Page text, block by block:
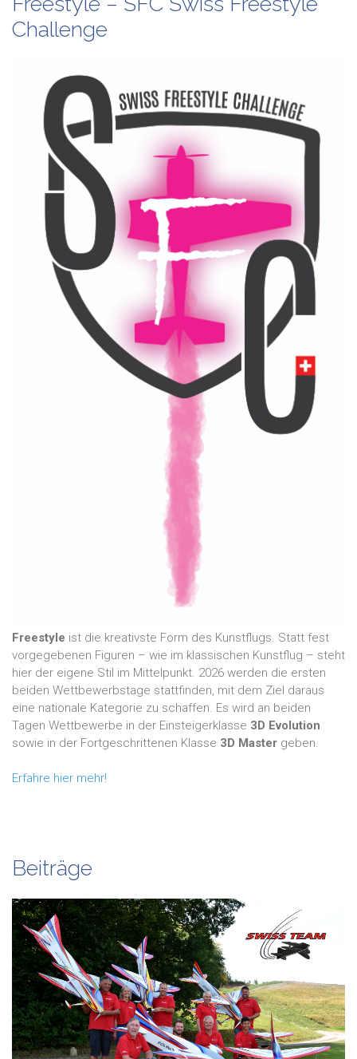
Challenge
Freestyle ist die kreativste Form des Kunstflugs. Statt fest
vorgegebenen Figuren – wie im klassischen Kunstflug – steht
hier der eigene Stil im Mittelpunkt. 2026 werden die ersten
beiden Wettbewerbstage stattfinden, mit dem Ziel daraus
eine nationale Kategorie zu schaffen. Es wird an beiden
Tagen Wettbewerbe in der Einsteigerklasse 3D Evolution
sowie in der Fortgeschrittenen Klasse 3D Master geben.
Erfahre hier mehr!
Beiträge